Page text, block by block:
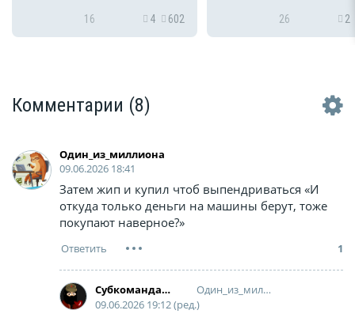
16 4 602
оказывающей услуги, -
Деньги за въе...
26 2
Комментарии (8)
Один_из_миллиона
09.06.2026 18:41
Затем жип и купил чтоб выпендриваться «И
откуда только деньги на машины берут, тоже
покупают наверное?»
1
Cубкоманданте Маркос
Один_из_миллиона
09.06.2026 19:12 (ред.)